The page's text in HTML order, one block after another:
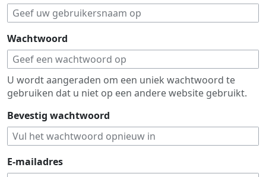
Wachtwoord
U wordt aangeraden om een uniek wachtwoord te
gebruiken dat u niet op een andere website gebruikt.
Bevestig wachtwoord
E-mailadres